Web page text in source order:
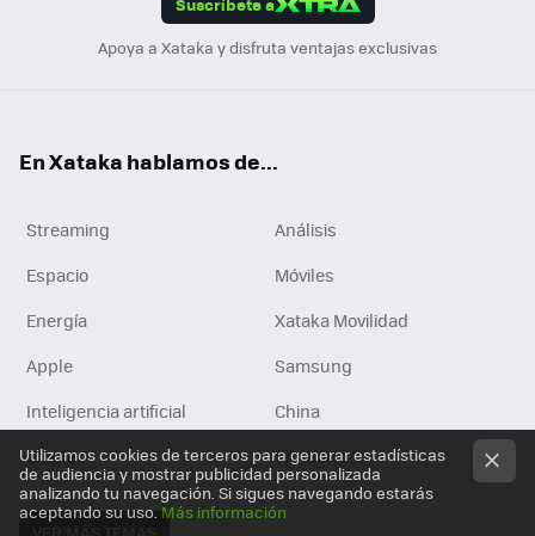
Apoya a Xataka y disfruta ventajas exclusivas
En Xataka hablamos de...
Streaming
Análisis
Espacio
Móviles
Energía
Xataka Movilidad
Apple
Samsung
Inteligencia artificial
China
Empleo
Windows 11
Utilizamos cookies de terceros para generar estadísticas
de audiencia y mostrar publicidad personalizada
analizando tu navegación. Si sigues navegando estarás
aceptando su uso. Más información